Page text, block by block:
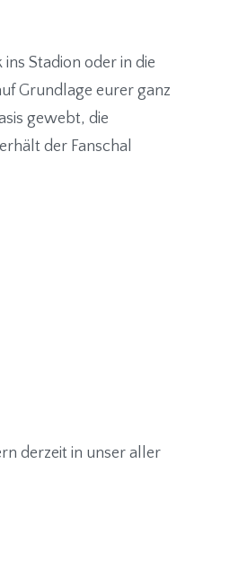
Stadion oder in die
Grundlage eurer ganz
gewebt, die
der Fanschal
derzeit in unser aller